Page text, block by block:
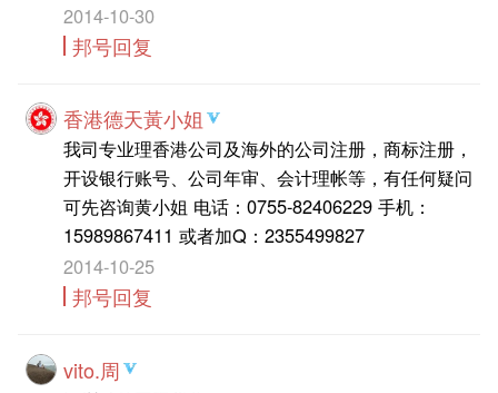
2014-10-30
邦号回复
香港德天黃小姐
我司专业理香港公司及海外的公司注册，商标注册，
开设银行账号、公司年审、会计理帐等，有任何疑问
可先咨询黄小姐 电话：0755-82406229 手机：
15989867411 或者加Q：2355499827
2014-10-25
邦号回复
vito.周